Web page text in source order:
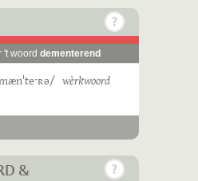
't woord dementerend
wèrkwoord
&